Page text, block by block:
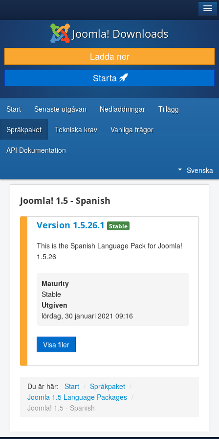
LADDA NER & UTÖKA
UPPTÄCK & LÄR
GEMENSKAP & SUPPORT
RESURSER FÖR UTVECKLARE
Joomla! Downloads
Ladda ner
Starta
Start Senaste utgåvan Nedladdningar Tillägg
Språkpaket Tekniska krav Vanliga frågor
API Dokumentation
Svenska
Joomla! 1.5 - Spanish
Version 1.5.26.1 Stable
This is the Spanish Language Pack for Joomla!
1.5.26
Maturity
Stable
Utgiven
lördag, 30 januari 2021 09:16
Visa filer
Du är här: Start / Språkpaket /
Joomla 1.5 Language Packages /
Joomla! 1.5 - Spanish